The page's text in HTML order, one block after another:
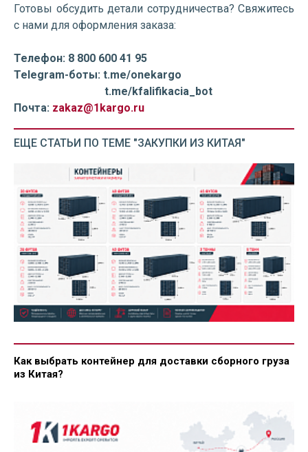
Готовы обсудить детали сотрудничества? Свяжитесь
с нами для оформления заказа:
Телефон: 8 800 600 41 95
Telegram-боты: t.me/onekargo
t.me/kfalifikacia_bot
Почта: zakaz@1kargo.ru
ЕЩЕ СТАТЬИ ПО ТЕМЕ "ЗАКУПКИ ИЗ КИТАЯ"
Как выбрать контейнер для доставки сборного груза
из Китая?